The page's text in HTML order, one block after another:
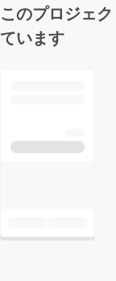
このプロジェ
ています